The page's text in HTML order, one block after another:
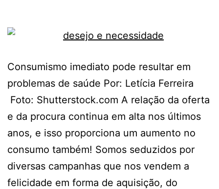
Consumismo imediato pode resultar em
problemas de saúde Por: Letícia Ferreira
Foto: Shutterstock.com A relação da oferta
e da procura continua em alta nos últimos
anos, e isso proporciona um aumento no
consumo também! Somos seduzidos por
diversas campanhas que nos vendem a
felicidade em forma de aquisição, do